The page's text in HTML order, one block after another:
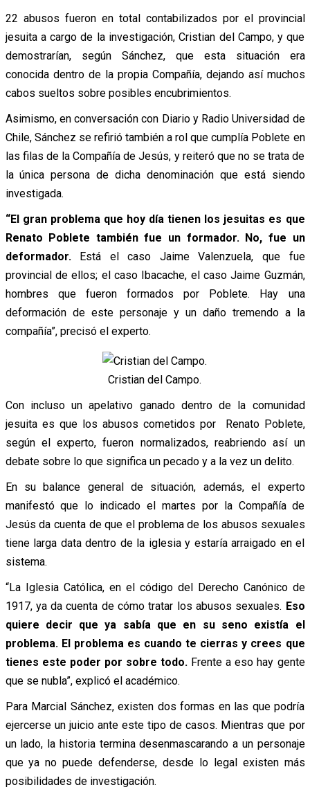
22 abusos fueron en total contabilizados por el provincial
jesuita a cargo de la investigación, Cristian del Campo, y que
demostrarían, según Sánchez, que esta situación era
conocida dentro de la propia Compañía, dejando así muchos
cabos sueltos sobre posibles encubrimientos.
Asimismo, en conversación con Diario y Radio Universidad de
Chile, Sánchez se refirió también a rol que cumplía Poblete en
las filas de la Compañía de Jesús, y reiteró que no se trata de
la única persona de dicha denominación que está siendo
investigada.
“El gran problema que hoy día tienen los jesuitas es que
Renato Poblete también fue un formador. No, fue un
deformador. Está el caso Jaime Valenzuela, que fue
provincial de ellos; el caso Ibacache, el caso Jaime Guzmán,
hombres que fueron formados por Poblete. Hay una
deformación de este personaje y un daño tremendo a la
compañía”, precisó el experto.
Cristian del Campo.
Con incluso un apelativo ganado dentro de la comunidad
jesuita es que los abusos cometidos por Renato Poblete,
según el experto, fueron normalizados, reabriendo así un
debate sobre lo que significa un pecado y a la vez un delito.
En su balance general de situación, además, el experto
manifestó que lo indicado el martes por la Compañía de
Jesús da cuenta de que el problema de los abusos sexuales
tiene larga data dentro de la iglesia y estaría arraigado en el
sistema.
“La Iglesia Católica, en el código del Derecho Canónico de
1917, ya da cuenta de cómo tratar los abusos sexuales. Eso
quiere decir que ya sabía que en su seno existía el
problema. El problema es cuando te cierras y crees que
tienes este poder por sobre todo. Frente a eso hay gente
que se nubla”, explicó el académico.
Para Marcial Sánchez, existen dos formas en las que podría
ejercerse un juicio ante este tipo de casos. Mientras que por
un lado, la historia termina desenmascarando a un personaje
que ya no puede defenderse, desde lo legal existen más
posibilidades de investigación.